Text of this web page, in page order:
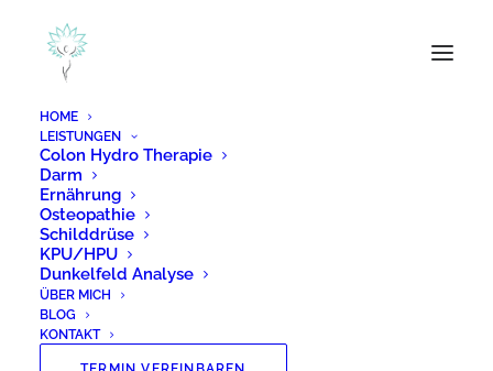
HOME
LEISTUNGEN
Colon Hydro Therapie
Darm
Ernährung
Osteopathie
Schilddrüse
KPU/HPU
Dunkelfeld Analyse
ÜBER MICH
BLOG
KONTAKT
Google Maps
This Google Maps module can be used on
any page or post with intuitive options that